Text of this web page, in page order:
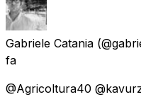
Gabriele Catania
fa
@Agricoltura40